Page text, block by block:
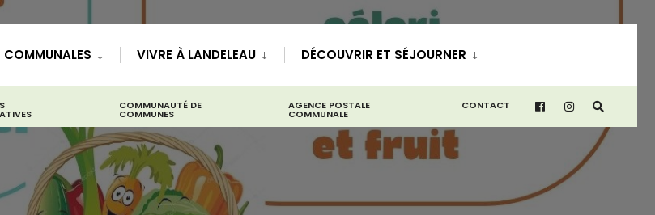
COMMUNALES VIVRE À LANDELEAU DÉCOUVRIR ET SÉJOURNER
COMMUNAUTÉ DE
COMMUNES
AGENCE POSTALE
COMMUNALE
CONTACT